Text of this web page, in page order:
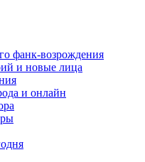
фанк-возрождения
и новые лица
и онлайн